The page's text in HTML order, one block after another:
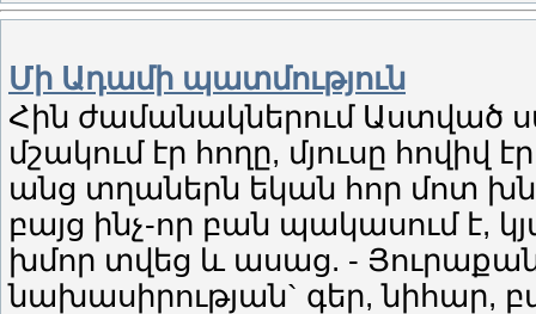
Մի Ադամի պատմություն
Հին ժամանակներում Աստված
մշակում էր հողը, մյուսը հովիվ
անց տղաներն եկան հոր մոտ
բայց ինչ-որ բան պակասում է,
խմոր տվեց և ասաց. -
նախասիրության` գեր,